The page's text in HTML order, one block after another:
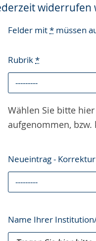
widerrufen
Felder mit* müssen
Rubrik*
Wählen Sie bitte
aufgenommen,
Neueintrag -
Name Ihrer